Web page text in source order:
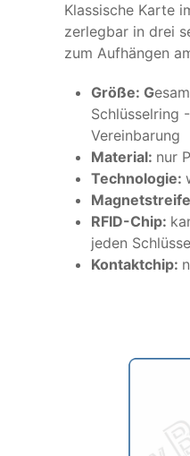
Klassische Karte
zerlegbar in drei
zum Aufhängen
Größe: G
Schlüsselring
Vereinbarung
Material: nur
Technologie:
RFID-Chip:
jeden
Kontaktchip: